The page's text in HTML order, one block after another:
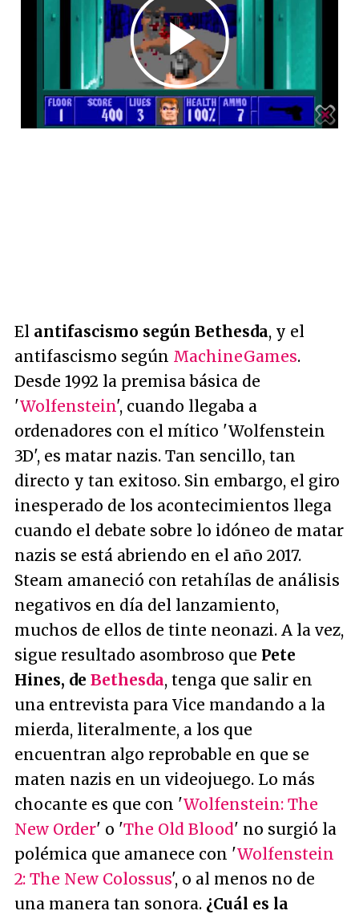
El antifascismo según Bethesda, y el
antifascismo según MachineGames.
Desde 1992 la premisa básica de
'Wolfenstein', cuando llegaba a
ordenadores con el mítico 'Wolfenstein
3D', es matar nazis. Tan sencillo, tan
directo y tan exitoso. Sin embargo, el giro
inesperado de los acontecimientos llega
cuando el debate sobre lo idóneo de matar
nazis se está abriendo en el año 2017.
Steam amaneció con retahílas de análisis
negativos en día del lanzamiento,
muchos de ellos de tinte neonazi. A la vez,
sigue resultado asombroso que Pete
Hines, de Bethesda, tenga que salir en
una entrevista para Vice mandando a la
mierda, literalmente, a los que
encuentran algo reprobable en que se
maten nazis en un videojuego. Lo más
chocante es que con 'Wolfenstein: The
New Order' o 'The Old Blood' no surgió la
polémica que amanece con 'Wolfenstein
2: The New Colossus', o al menos no de
una manera tan sonora. ¿Cuál es la